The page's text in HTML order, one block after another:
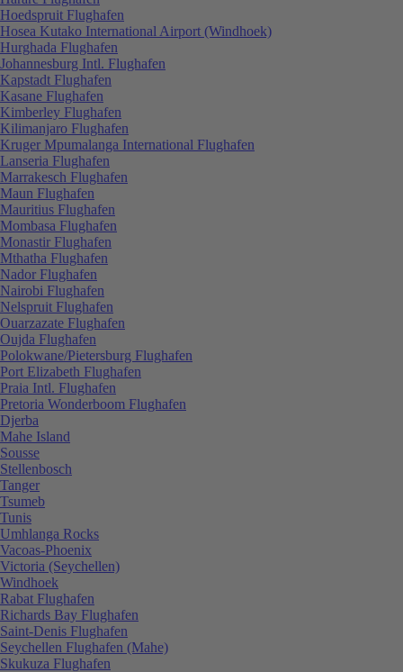
Hoedspruit Flughafen
Hosea Kutako International Airport (Windhoek)
Hurghada Flughafen
Johannesburg Intl. Flughafen
Kapstadt Flughafen
Kasane Flughafen
Kimberley Flughafen
Kilimanjaro Flughafen
Kruger Mpumalanga International Flughafen
Lanseria Flughafen
Marrakesch Flughafen
Maun Flughafen
Mauritius Flughafen
Mombasa Flughafen
Monastir Flughafen
Mthatha Flughafen
Nador Flughafen
Nairobi Flughafen
Nelspruit Flughafen
Ouarzazate Flughafen
Oujda Flughafen
Polokwane/Pietersburg Flughafen
Port Elizabeth Flughafen
Praia Intl. Flughafen
Pretoria Wonderboom Flughafen
Djerba
Mahe Island
Sousse
Stellenbosch
Tanger
Tsumeb
Tunis
Umhlanga Rocks
Vacoas-Phoenix
Victoria (Seychellen)
Windhoek
Rabat Flughafen
Richards Bay Flughafen
Saint-Denis Flughafen
Seychellen Flughafen (Mahe)
Skukuza Flughafen